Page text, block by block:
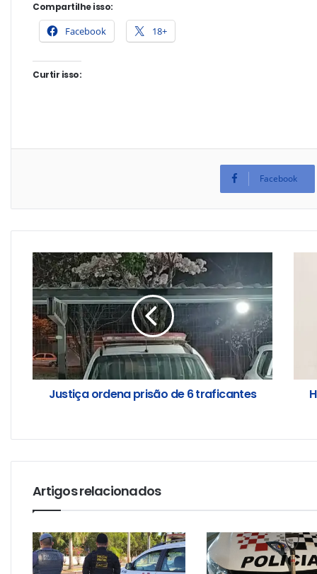
Compartilhe isso:
Facebook 18+
Curtir isso:
Facebook
Justiça ordena prisão de 6 traficantes
Artigos relacionados